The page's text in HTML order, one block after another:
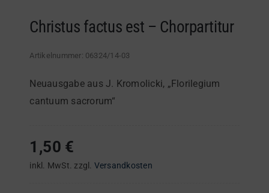
Christus factus est – Chorpartitur
Artikelnummer: 06324/14-03
Neuausgabe aus J. Kromolicki, „Florilegium
cantuum sacrorum“
1,50 €
inkl. MwSt. zzgl. Versandkosten